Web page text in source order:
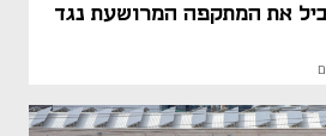
את המתקפה המרושעת נגד